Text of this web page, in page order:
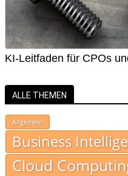
KI-Leitfaden für CPOs
ALLE THEMEN
Allgemein
Business
Cloud